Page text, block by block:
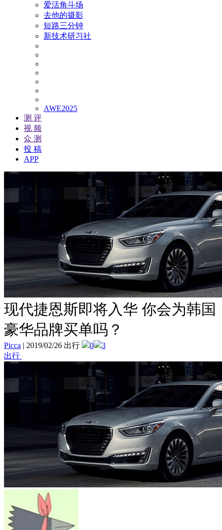
爱活角斗场
去他的摄影
短路三分钟
新技术研习社
AWE2025
测 评
视 频
众 测
投 稿
APP
现代捷恩斯即将入华 你会为韩国
豪华品牌买单吗？
Picca | 2019/02/26 出行 0
3
出行